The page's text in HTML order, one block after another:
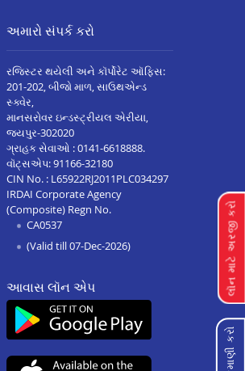
લૉન માટે અરજી કરો
અમારો સંપર્ક કરો
રજિસ્ટર થયેલી અને કૉર્પોરેટ ઑફિસ:
201-202, બીજો માળ, સાઉથએન્ડ
સ્ક્વેર,
માનસરોવર ઇન્ડસ્ટ્રીયલ એરીયા,
જયપુર-302020
ગ્રાહક સેવાઓ :0141-6618888.
વૉટ્સએપ:91166-32180
CIN No. : L65922RJ2011PLC034297
IRDAI Corporate Agency
(Composite) Regn No.
CA0537
(Valid till 07-Dec-2026)
આવાસ લૉન એપ